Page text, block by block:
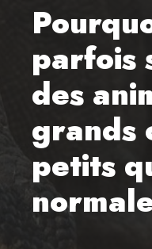
parfois
des
grands
petits